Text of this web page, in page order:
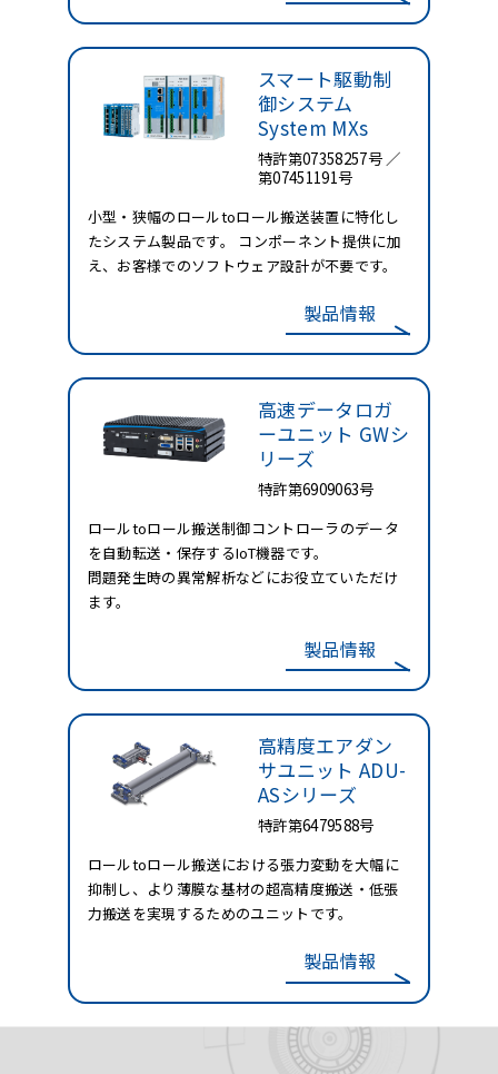
スマート駆動制
御システム
System MXs
特許第07358257号 ／
第07451191号
小型・狭幅のロールtoロール搬送装置に特化し
たシステム製品です。 コンポーネント提供に加
え、お客様でのソフトウェア設計が不要です。
製品情報
高速データロガ
ーユニット GWシ
リーズ
特許第6909063号
ロールtoロール搬送制御コントローラのデータ
を自動転送・保存するIoT機器です。
問題発生時の異常解析などにお役立ていただけ
ます。
製品情報
高精度エアダン
サユニット ADU-
ASシリーズ
特許第6479588号
ロールtoロール搬送における張力変動を大幅に
抑制し、より薄膜な基材の超高精度搬送・低張
力搬送を実現するためのユニットです。
製品情報